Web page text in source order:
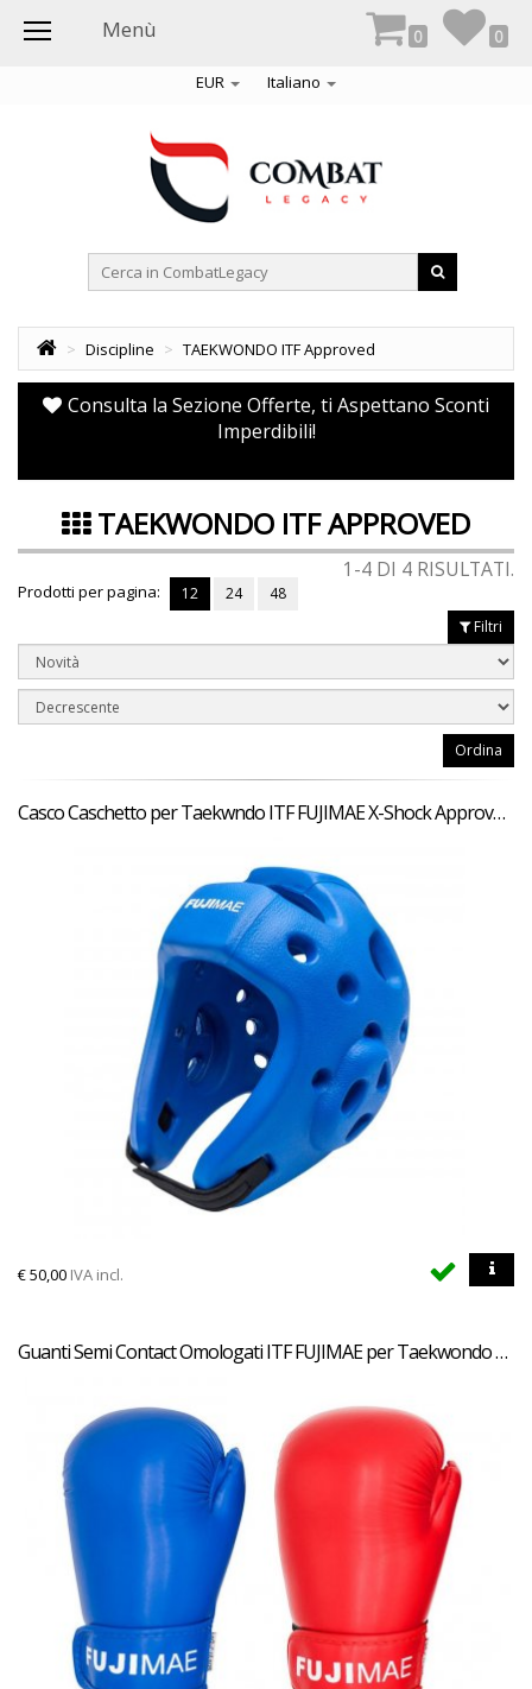
EUR Italiano
0 0
Menù
> Discipline > TAEKWONDO ITF Approved
Consulta la Sezione Offerte, ti Aspettano Sconti
Imperdibili!
TAEKWONDO ITF APPROVED
1-4 DI 4 RISULTATI.
Prodotti per pagina: 12 24
48
Filtri
Ordina
Casco Caschetto per Taekwndo ITF FUJIMAE X-Shock Approvato Casco Omologato per allenamenti e competizioni bambino e adulto
€50,00 IVA incl.
Guanti Semi Contact Omologati ITF FUJIMAE per Taekwondo Approved Blu o Rossi